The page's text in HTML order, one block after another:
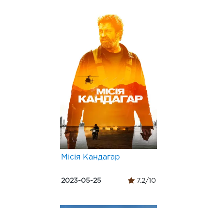
Місія Кандагар
2023-05-25 7.2/10